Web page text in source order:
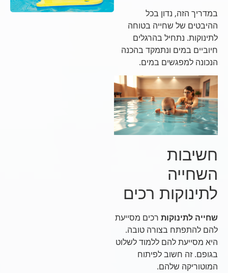
במדריך הזה, נדון בכל
ההיבטים של שחייה בטוחה
לתינוקות. נתחיל בהרגלים
חיוביים במים ונתמקד בהכנה
הנכונה למפגשים במים.
חשיבות
השחייה
לתינוקות רכים
שחייה לתינוקותרכים מסייעת
להם להתפתח בצורה טובה.
היא מסייעת להם ללמוד לשלוט
בגופם. זה חשוב לפיתוח
המוטוריקה שלהם.